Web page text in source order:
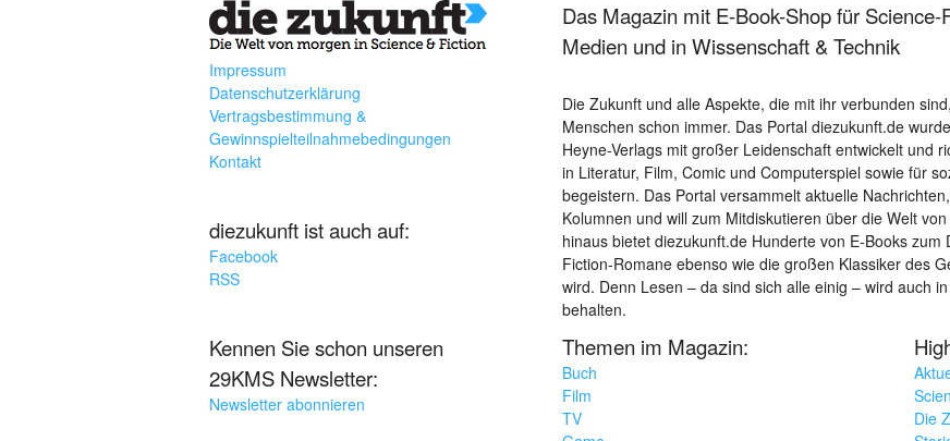
Impressum
Datenschutzerklärung
Vertragsbestimmung &
Gewinnspielteilnahmebedingungen
Kontakt
diezukunft ist auch auf:
Facebook
RSS
Kennen Sie schon unseren
29KMS Newsletter:
Newsletter abonnieren
Das Magazin mit E-Book-Shop für
Medien und in Wissenschaft & Technik
Die Zukunft und alle Aspekte, die mit ihr verbunden
Menschen schon immer. Das Portal diezukunft.de
Heyne-Verlags mit großer Leidenschaft entwickelt und
in Literatur, Film, Comic und Computerspiel sowie für
begeistern. Das Portal versammelt aktuelle
Kolumnen und will zum Mitdiskutieren über die Welt
hinaus bietet diezukunft.de Hunderte von E-Books
Fiction-Romane ebenso wie die großen Klassiker des
wird. Denn Lesen – da sind sich alle einig – wird auch
behalten.
Themen im Magazin:
Buch
Film
TV
Die